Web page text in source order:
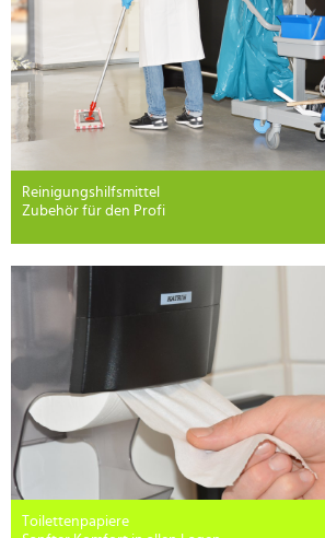
Reinigungshilfsmittel
Zubehör für den Profi
Toilettenpapiere